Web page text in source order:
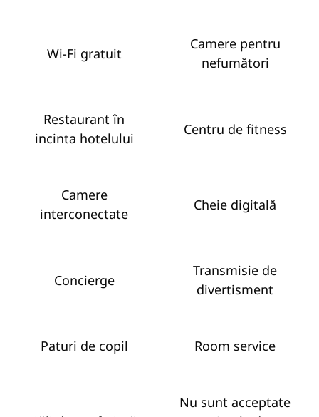
Wi-Fi gratuit
Camere pentru
nefumători
Restaurant în
incinta hotelului
Centru de fitness
Camere
interconectate
Cheie digitală
Concierge
Transmisie de
divertisment
Paturi de copil Room service
Nu sunt acceptate